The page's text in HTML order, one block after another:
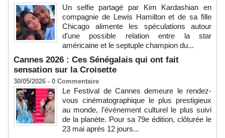
Un selfie partagé par Kim Kardashian en
compagnie de Lewis Hamilton et de sa fille
Chicago alimente les spéculations autour
d'une possible relation entre la star
américaine et le septuple champion du...
Cannes 2026 : Ces Sénégalais qui ont fait
sensation sur la Croisette
30/05/2026 - 0 Commentaire
Le Festival de Cannes demeure le rendez-
vous cinématographique le plus prestigieux
au monde, l’événement culturel le plus suivi
de la planète. Pour sa 79e édition, clôturée le
23 mai après 12 jours...